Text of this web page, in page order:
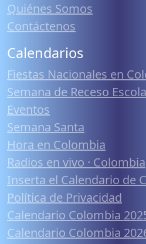
Quiénes Somos
Contáctenos
Calendarios
Fiestas Nacionales en
Semana de Receso
Eventos
Semana Santa
Hora en Colombia
Radios en vivo · Colombia
Inserta el Calendario de
Política de Privacidad
Calendario Colombia
Calendario Colombia